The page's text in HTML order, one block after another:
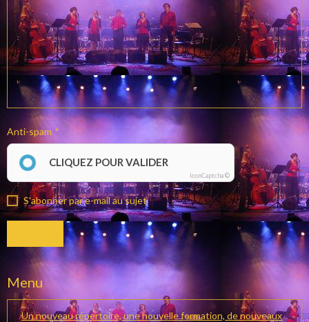
Anti-spam
CLIQUEZ POUR VALIDER
IconCaptcha ©
S'abonner par e-mail au sujet
Menu
Un nouveau répertoire, une nouvelle formation, de nouveaux